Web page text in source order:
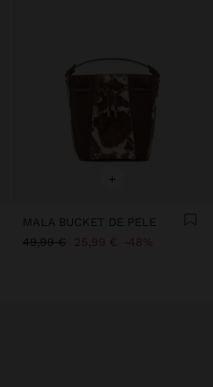
+
MALA BUCKET DE PELE
49,99 €
25,99 € 48%